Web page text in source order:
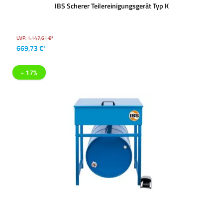
IBS Scherer Teilereinigungsgerät Typ K
UVP:1.147,61 €*
669,73 €*
- 17%